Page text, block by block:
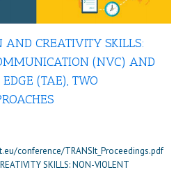
CREATIVITY SKILLS:
(NVC) AND
(TAE), TWO
conference/TRANSIt_Proceedings.pdf
SKILLS: NON-VIOLENT